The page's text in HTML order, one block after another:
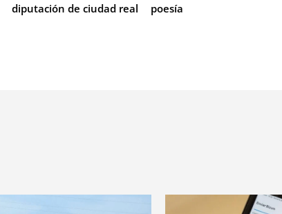
diputación de ciudad real poesía